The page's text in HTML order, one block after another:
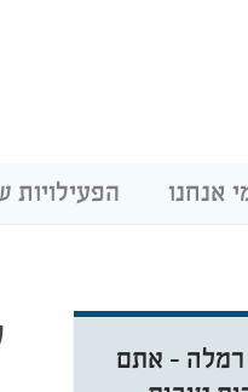
אנחנו הפעילויות
רמלה - אתם